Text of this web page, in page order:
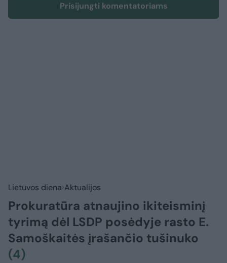
Prisijungti komentatoriams
Lietuvos diena Aktualijos
Prokuratūra atnaujino ikiteisminį
tyrimą dėl LSDP posėdyje rasto E.
Samoškaitės įrašančio tušinuko
(4)